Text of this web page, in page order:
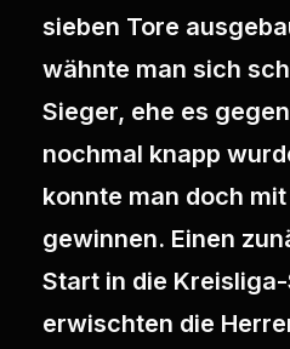
sieben Tore
wähnte man sich
Sieger, ehe es
nochmal knapp
konnte man doch
gewinnen. Einen
Start in die
erwischten die